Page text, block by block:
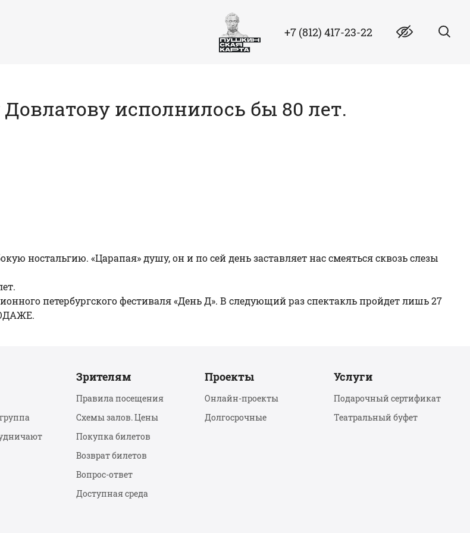
+7 (812) 417-23-22
исполнилось бы 80 лет.
ностальгию. «Царапая» душу, он и по сей день заставляет нас смеяться сквозь слезы
петербургского фестиваля «День Д». В следующий раз спектакль пройдет лишь 27
.
Зрителям
Правила посещения
Схемы залов. Цены
Покупка билетов
Возврат билетов
Вопрос-ответ
Доступная среда
Проекты
Онлайн-проекты
Долгосрочные
Услуги
Подарочный сертификат
Театральный буфет